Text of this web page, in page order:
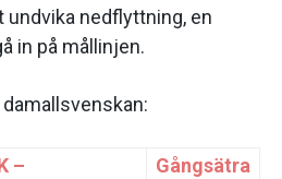
nedflyttning, en
in på mållinjen.
–
Gångsätra